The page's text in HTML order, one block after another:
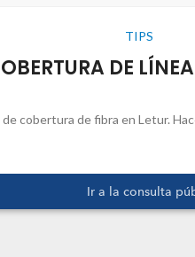
TIPS
DE
cobertura de fibra en Letur.